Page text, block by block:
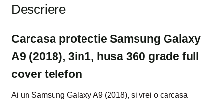
Descriere
Carcasa protectie Samsung Galaxy
A9 (2018), 3in1, husa 360 grade full
cover telefon
Ai un Samsung Galaxy A9 (2018), si vrei o carcasa